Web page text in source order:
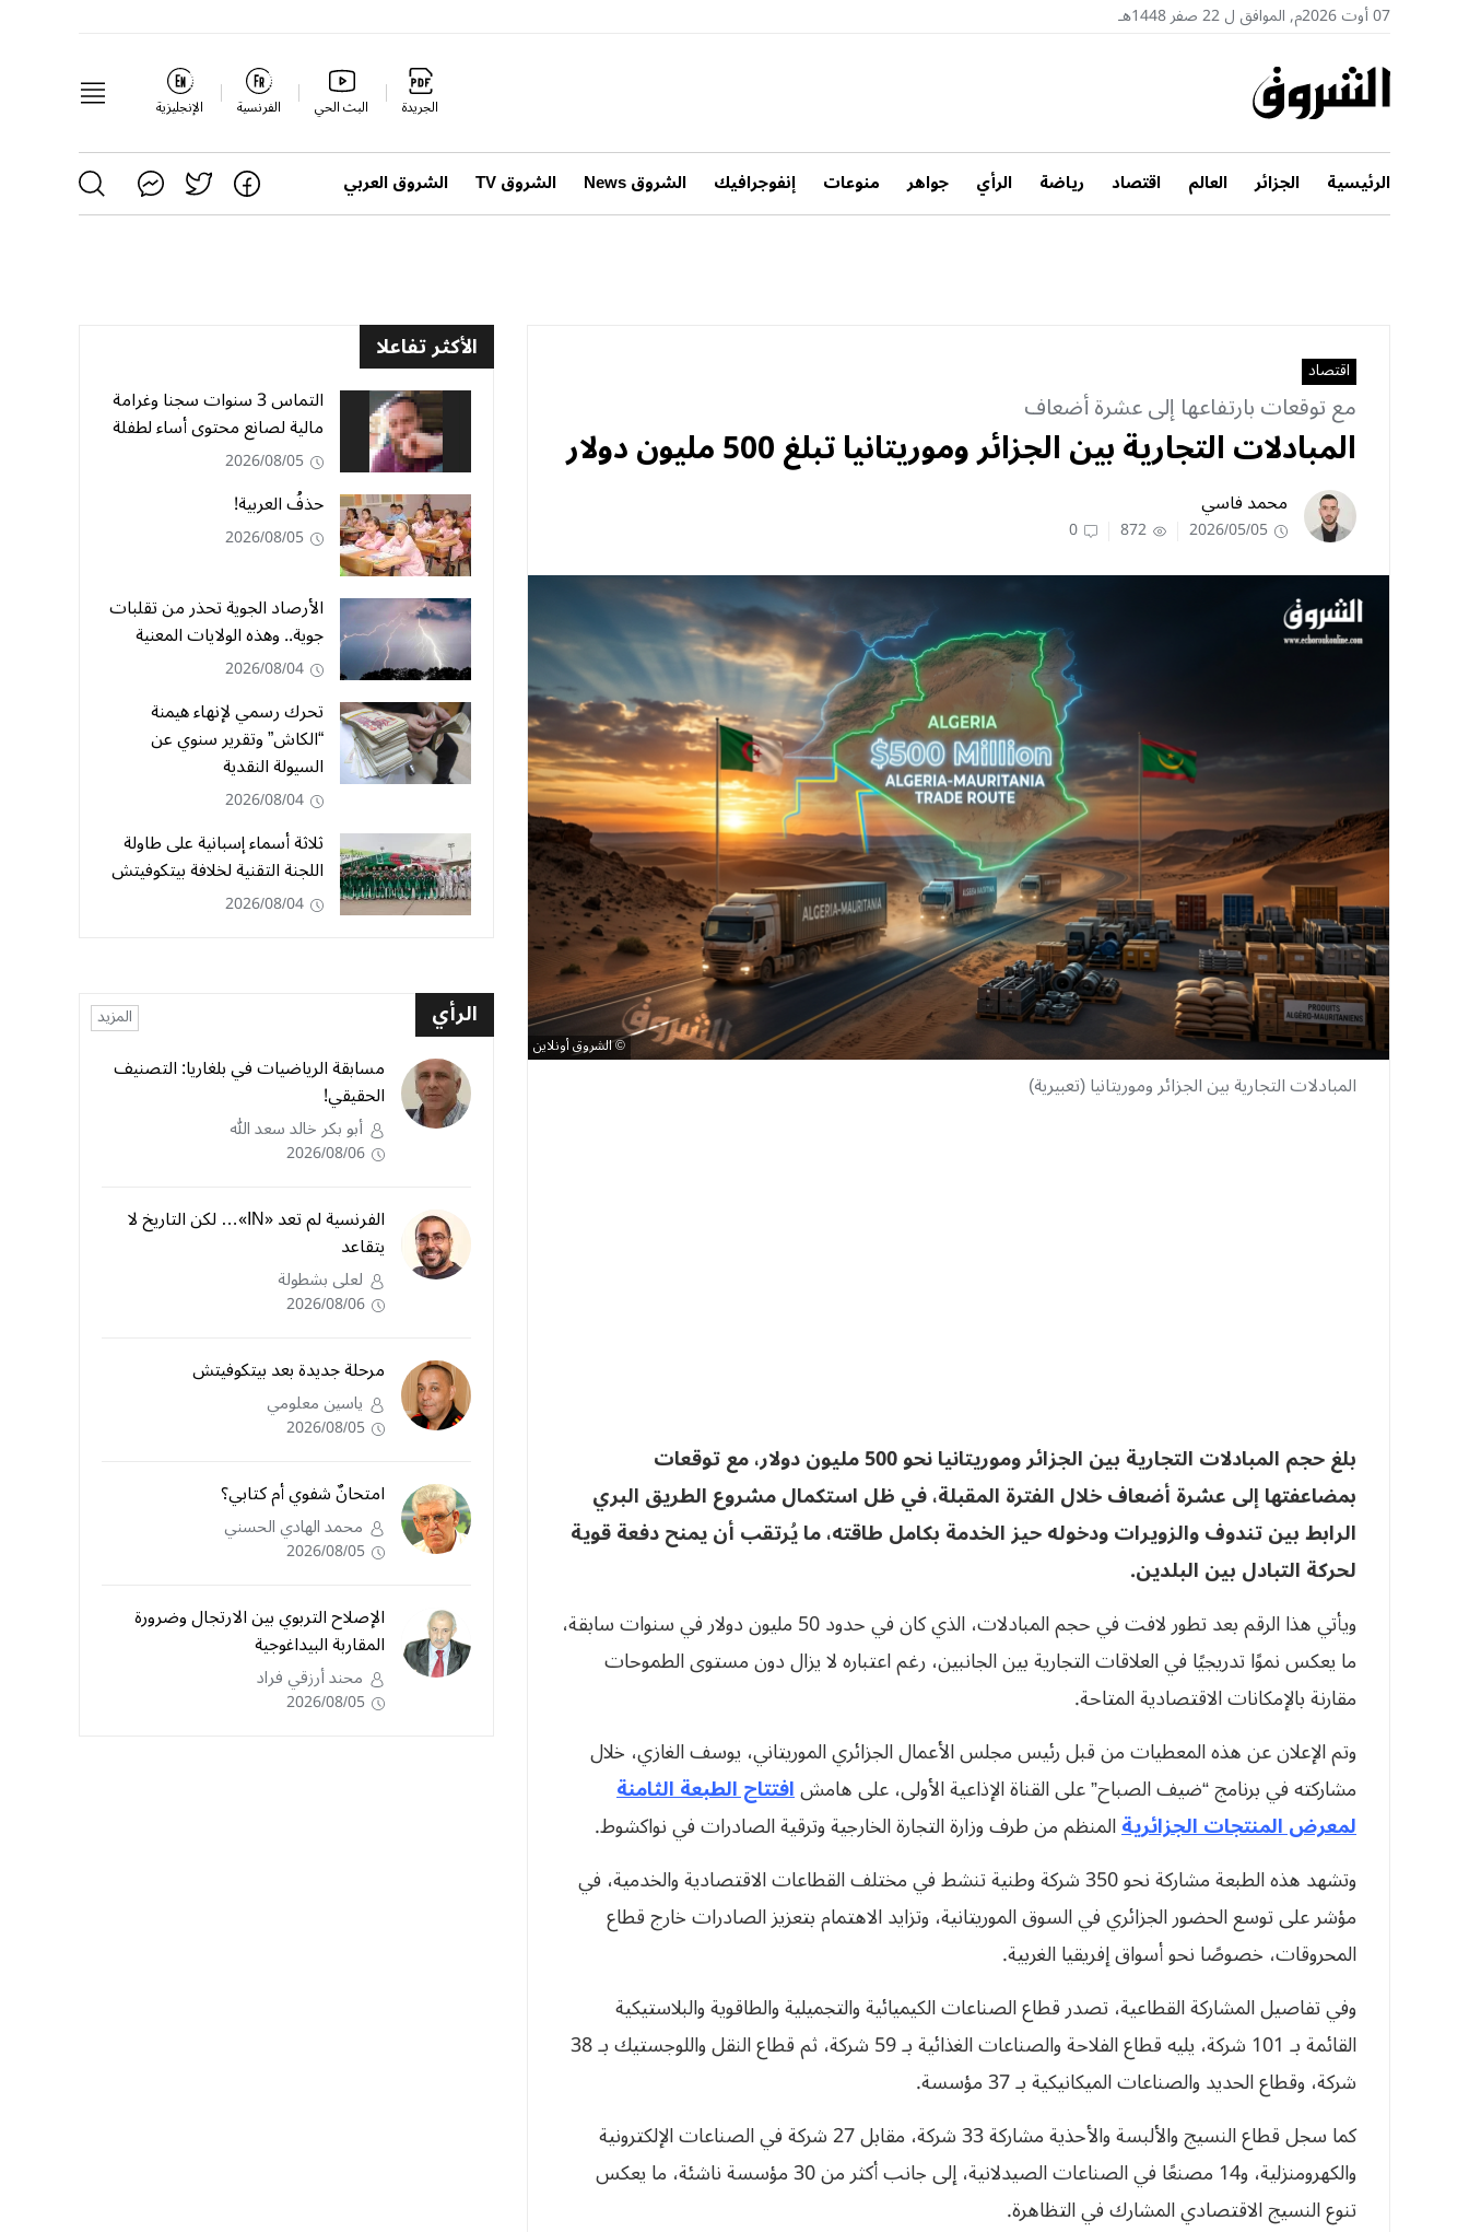
07 أوت 2026م, الموافق ل 22 صفر 1448هـ
الجريدة البث الحي الفرنسية الإنجليزية
الرئيسية الجزائر العالم اقتصاد رياضة الرأي جواهر منوعات إنفوجرافيك الشروق News الشروق TV الشروق العربي
اقتصاد
مع توقعات بارتفاعها إلى عشرة أضعاف
المبادلات التجارية بين الجزائر وموريتانيا تبلغ 500 مليون دولار
محمد فاسي
2026/05/05
872
0
الشروق أونلاين
المبادلات التجارية بين الجزائر وموريتانيا (تعبيرية)
بلغ حجم المبادلات التجارية بين الجزائر وموريتانيا نحو 500 مليون دولار، مع توقعات
بمضاعفتها إلى عشرة أضعاف خلال الفترة المقبلة، في ظل استكمال مشروع الطريق البري
الرابط بين تندوف والزويرات ودخوله حيز الخدمة بكامل طاقته، ما يُرتقب أن يمنح دفعة قوية
لحركة التبادل بين البلدين.
ويأتي هذا الرقم بعد تطور لافت في حجم المبادلات، الذي كان في حدود 50 مليون دولار في سنوات سابقة،
ما يعكس نموًا تدريجيًا في العلاقات التجارية بين الجانبين، رغم اعتباره لا يزال دون مستوى الطموحات
مقارنة بالإمكانات الاقتصادية المتاحة.
وتم الإعلان عن هذه المعطيات من قبل رئيس مجلس الأعمال الجزائري الموريتاني، يوسف الغازي، خلال
مشاركته في برنامج “ضيف الصباح” على القناة الإذاعية الأولى، على هامشافتتاح الطبعة الثامنة
لمعرض المنتجات الجزائريةالمنظم من طرف وزارة التجارة الخارجية وترقية الصادرات في نواكشوط.
وتشهد هذه الطبعة مشاركة نحو 350 شركة وطنية تنشط في مختلف القطاعات الاقتصادية والخدمية، في
مؤشر على توسع الحضور الجزائري في السوق الموريتانية، وتزايد الاهتمام بتعزيز الصادرات خارج قطاع
المحروقات، خصوصًا نحو أسواق إفريقيا الغربية.
وفي تفاصيل المشاركة القطاعية، تصدر قطاع الصناعات الكيميائية والتجميلية والطاقوية والبلاستيكية
القائمة بـ 101 شركة، يليه قطاع الفلاحة والصناعات الغذائية بـ 59 شركة، ثم قطاع النقل واللوجستيك بـ 38
شركة، وقطاع الحديد والصناعات الميكانيكية بـ 37 مؤسسة.
كما سجل قطاع النسيج والألبسة والأحذية مشاركة 33 شركة، مقابل 27 شركة في الصناعات الإلكترونية
والكهرومنزلية، و14 مصنعًا في الصناعات الصيدلانية، إلى جانب أكثر من 30 مؤسسة ناشئة، ما يعكس
تنوع النسيج الاقتصادي المشارك في التظاهرة.
الأكثر تفاعلا
التماس 3 سنوات سجنا وغرامة
مالية لصانع محتوى أساء لطفلة
2026/08/05
حذفُ العربية!
2026/08/05
الأرصاد الجوية تحذر من تقلبات
جوية.. وهذه الولايات المعنية
2026/08/04
تحرك رسمي لإنهاء هيمنة
“الكاش” وتقرير سنوي عن
السيولة النقدية
2026/08/04
ثلاثة أسماء إسبانية على طاولة
اللجنة التقنية لخلافة بيتكوفيتش
2026/08/04
الرأي المزيد
مسابقة الرياضيات في بلغاريا: التصنيف
الحقيقي!
أبو بكر خالد سعد الله
2026/08/06
الفرنسية لم تعد «IN»… لكن التاريخ لا
يتقاعد
لعلى بشطولة
2026/08/06
مرحلة جديدة بعد بيتكوفيتش
ياسين معلومي
2026/08/05
امتحانٌ شفوي أم كتابي؟
محمد الهادي الحسني
2026/08/05
الإصلاح التربوي بين الارتجال وضرورة
المقاربة البيداغوجية
محند أرزقي فراد
2026/08/05